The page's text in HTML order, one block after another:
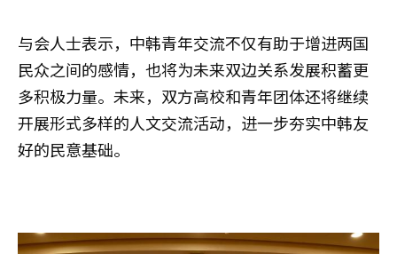
与会人士表示，中韩青年交流不仅有助于增进两国
民众之间的感情，也将为未来双边关系发展积蓄更
多积极力量。未来，双方高校和青年团体还将继续
开展形式多样的人文交流活动，进一步夯实中韩友
好的民意基础。